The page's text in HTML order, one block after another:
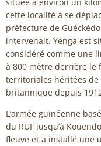
située à environ un
cette localité à se
préfecture de
intervenait. Yenga est
considéré comme une
à 800 mètre derrière le
territoriales héritées
britannique depuis
L’armée guinéenne
du RUF jusqu’à
fleuve et a installé une